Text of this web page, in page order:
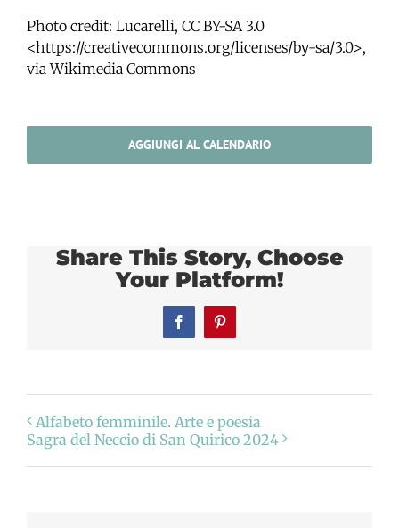
Photo credit: Lucarelli, CC BY-SA 3.0
<https://creativecommons.org/licenses/by-sa/3.0>,
via Wikimedia Commons
AGGIUNGI AL CALENDARIO
Share This Story, Choose
Your Platform!
FacebookPinterest
Alfabeto femminile. Arte e poesia
Sagra del Neccio di San Quirico 2024